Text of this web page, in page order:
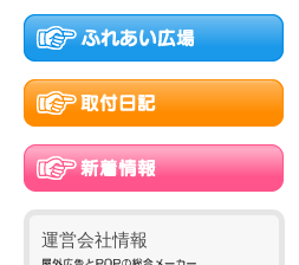
運営会社情報